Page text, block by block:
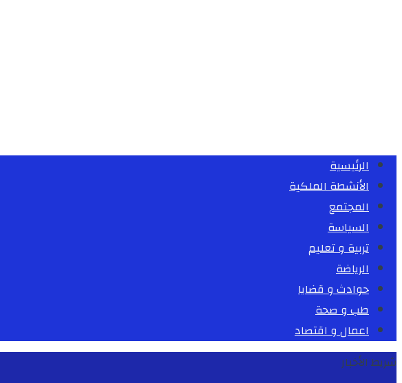
الرئيسية
الأنشطة الملكية
المجتمع
السياسة
تربية و تعليم
الرياضة
حوادث و قضايا
طب و صحة
اعمال و اقتصاد
شريط الأخبار